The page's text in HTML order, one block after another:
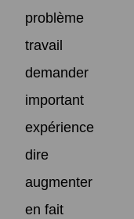
problème
travail
demander
important
expérience
dire
augmenter
en fait